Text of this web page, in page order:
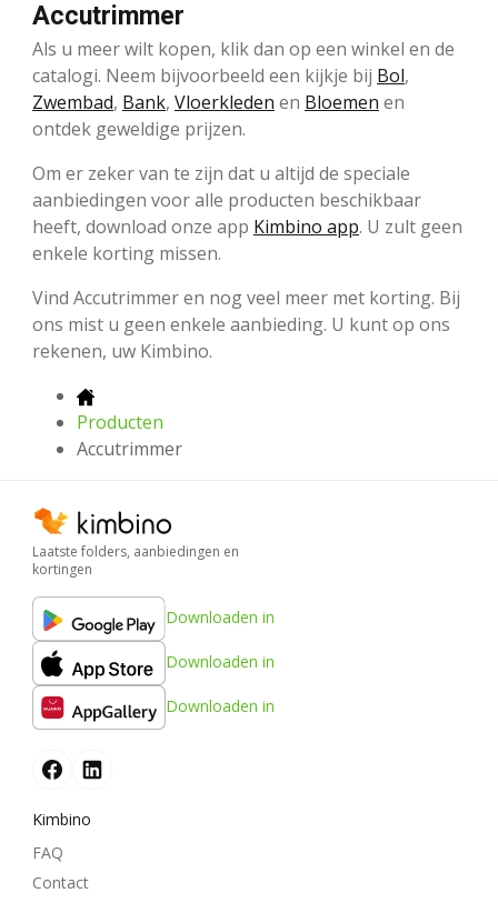
Accutrimmer
Als u meer wilt kopen, klik dan op een winkel en de
catalogi. Neem bijvoorbeeld een kijkje bij Bol,
Zwembad, Bank, Vloerkleden en Bloemen en
ontdek geweldige prijzen.
Om er zeker van te zijn dat u altijd de speciale
aanbiedingen voor alle producten beschikbaar
heeft, download onze app Kimbino app. U zult geen
enkele korting missen.
Vind Accutrimmer en nog veel meer met korting. Bij
ons mist u geen enkele aanbieding. U kunt op ons
rekenen, uw Kimbino.
Producten
Accutrimmer
Laatste folders, aanbiedingen en
kortingen
Downloaden in
Downloaden in
Downloaden in
Kimbino
FAQ
Contact